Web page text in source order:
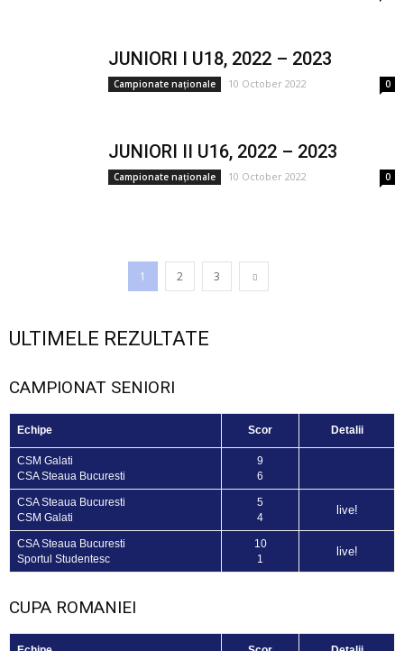
JUNIORI I U18, 2022 – 2023
Campionate naționale 10 October 2022 0
JUNIORI II U16, 2022 – 2023
Campionate naționale 10 October 2022 0
1 2 3
ULTIMELE REZULTATE
CAMPIONAT SENIORI
Echipe Scor Detalii
CSM Galati
CSA Steaua Bucuresti
9
6
CSA Steaua Bucuresti
CSM Galati
5
4
live!
CSA Steaua Bucuresti
Sportul Studentesc
10
1
live!
CUPA ROMANIEI